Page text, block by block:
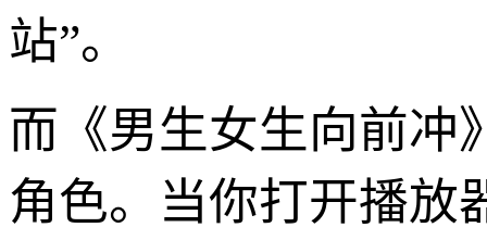
站”。
而《男生女生向前冲
角色。当你打开播放